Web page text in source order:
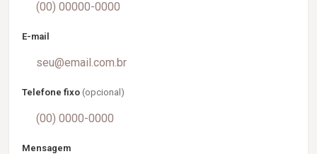
E-mail
Telefone fixo (opcional)
Mensagem